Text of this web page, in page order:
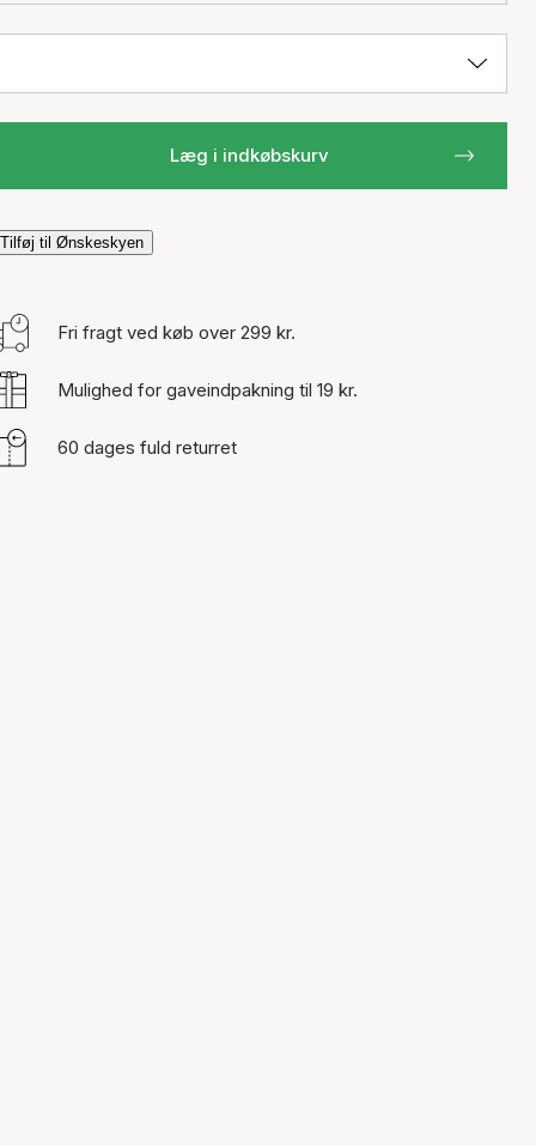
Læg i indkøbskurv
Tilføj til Ønskeskyen
Fri fragt ved køb over 299 kr.
Mulighed for gaveindpakning til 19 kr.
60 dages fuld returret